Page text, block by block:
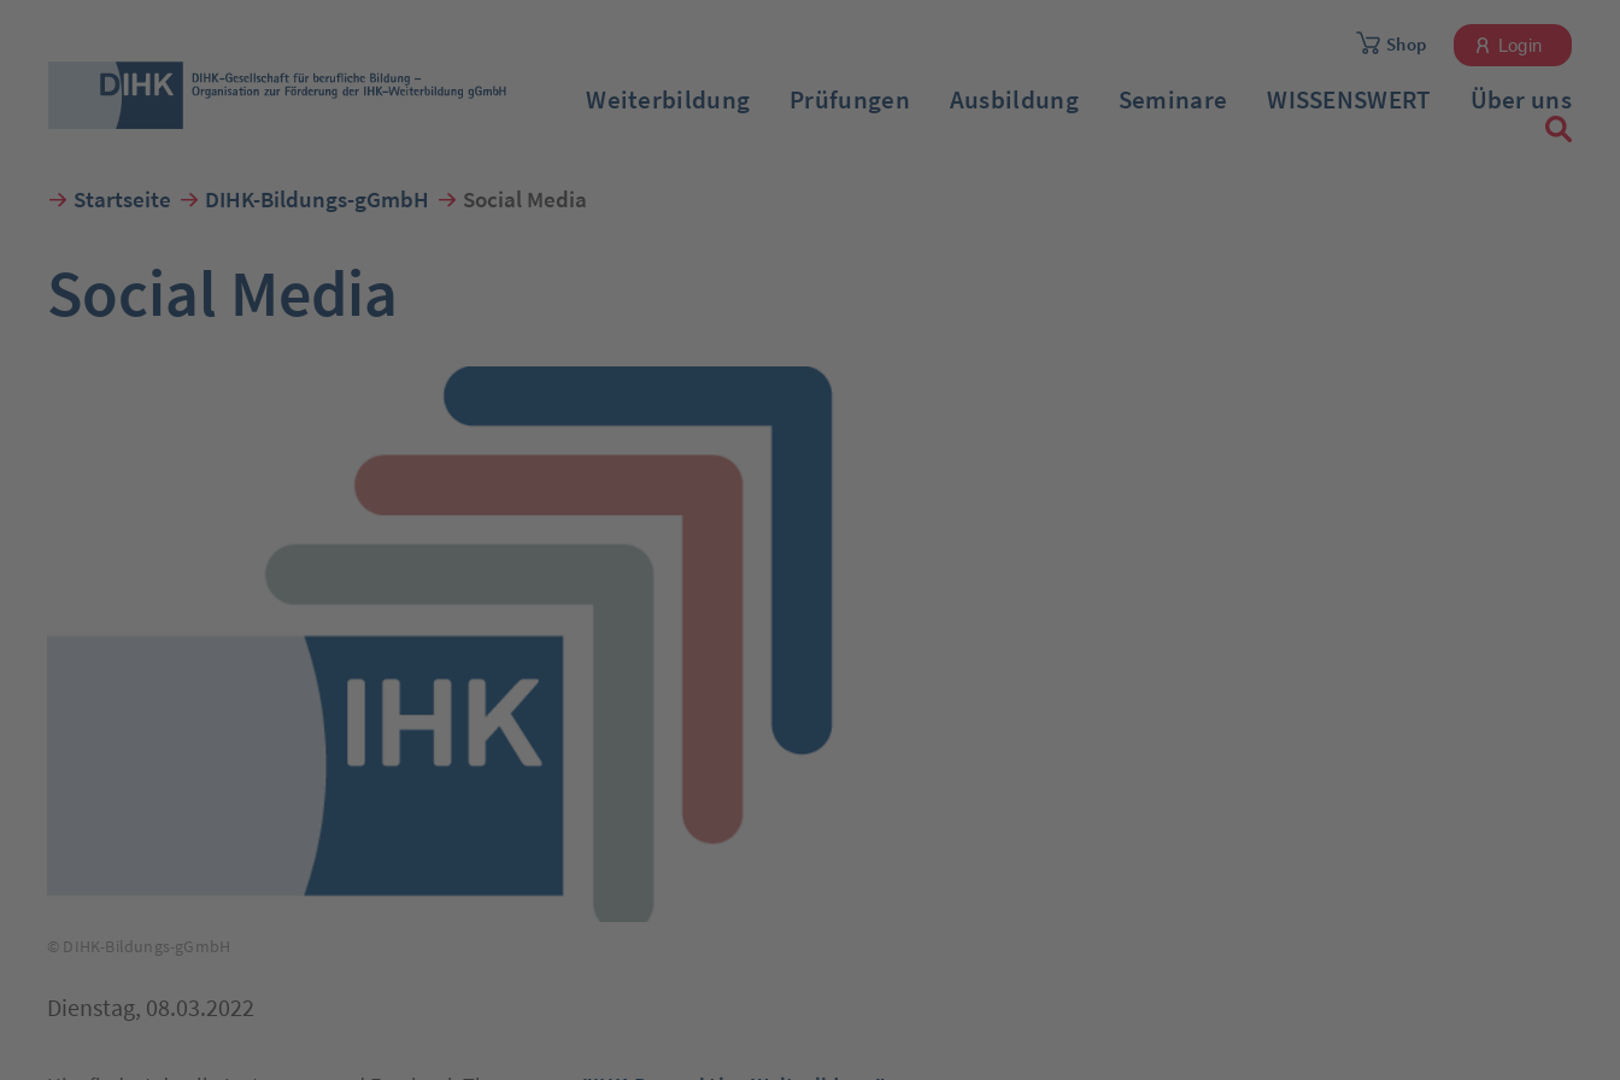
Login
Shop
Weiterbildung Prüfungen Ausbildung Seminare WISSENSWERT Über uns
Suchbegriff eingeben
Startseite DIHK-Bildungs-gGmbH Social Media
Social Media
© DIHK-Bildungs-gGmbH
Dienstag, 08.03.2022